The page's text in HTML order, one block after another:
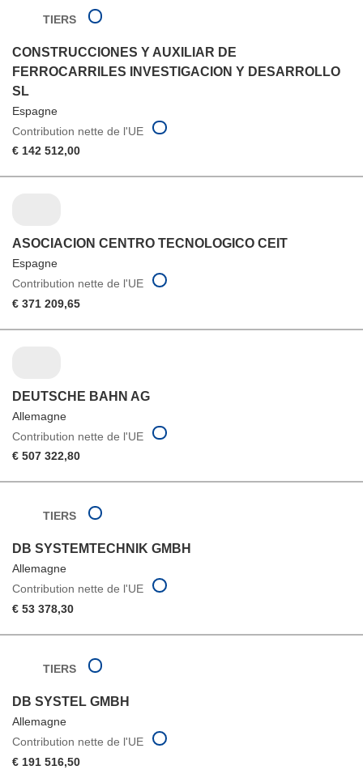
TIERS
CONSTRUCCIONES Y AUXILIAR DE
FERROCARRILES INVESTIGACION Y DESARROLLO
SL
Espagne
Contribution nette de l'UE
€ 142 512,00
ASOCIACION CENTRO TECNOLOGICO CEIT
Espagne
Contribution nette de l'UE
€ 371 209,65
DEUTSCHE BAHN AG
Allemagne
Contribution nette de l'UE
€ 507 322,80
TIERS
DB SYSTEMTECHNIK GMBH
Allemagne
Contribution nette de l'UE
€ 53 378,30
TIERS
DB SYSTEL GMBH
Allemagne
Contribution nette de l'UE
€ 191 516,50